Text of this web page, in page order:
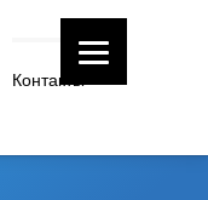
Контакты